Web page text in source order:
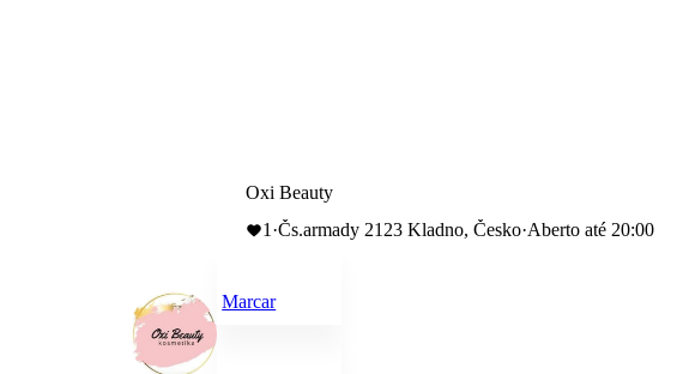
Oxi Beauty
1 ·Čs.armady 2123 Kladno, Česko·Aberto até 20:00
Marcar